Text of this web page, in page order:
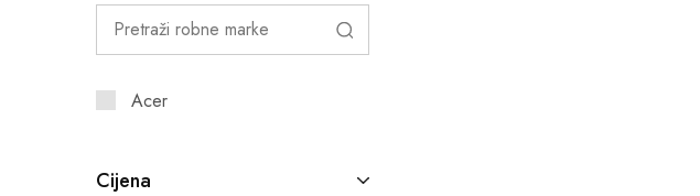
Acer
Cijena